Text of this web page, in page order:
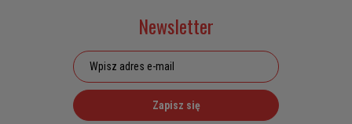
Newsletter
Zapisz się